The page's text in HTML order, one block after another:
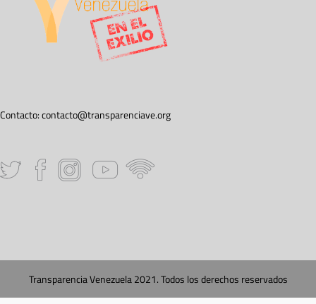
Contacto:contacto@transparenciave.org
Transparencia Venezuela 2021. Todos los derechos reservados